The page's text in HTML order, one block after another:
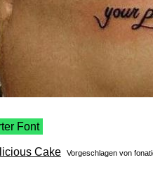
Font
Cake Vorgeschlagen von